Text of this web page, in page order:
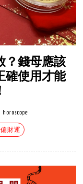
？錢母應該
確使用才能
horoscope
財運